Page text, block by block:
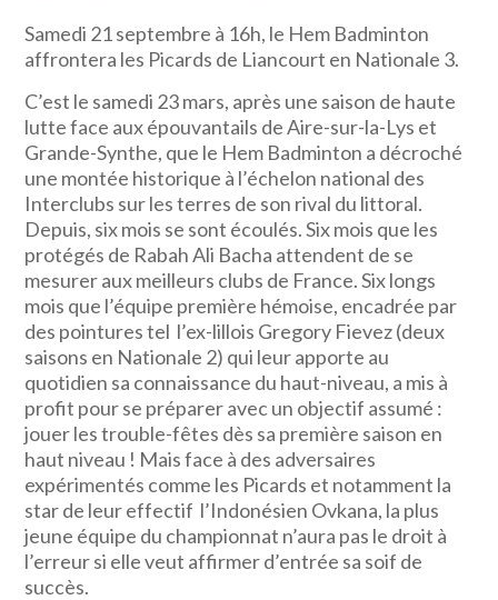
Samedi 21 septembre à 16h, le Hem Badminton
affrontera les Picards de Liancourt en Nationale 3.
C’est le samedi 23 mars, après une saison de haute
lutte face aux épouvantails de Aire-sur-la-Lys et
Grande-Synthe, que le Hem Badminton a décroché
une montée historique à l’échelon national des
Interclubs sur les terres de son rival du littoral.
Depuis, six mois se sont écoulés. Six mois que les
protégés de Rabah Ali Bacha attendent de se
mesurer aux meilleurs clubs de France. Six longs
mois que l’équipe première hémoise, encadrée par
des pointures tel l’ex-lillois Gregory Fievez (deux
saisons en Nationale 2) qui leur apporte au
quotidien sa connaissance du haut-niveau, a mis à
profit pour se préparer avec un objectif assumé :
jouer les trouble-fêtes dès sa première saison en
haut niveau ! Mais face à des adversaires
expérimentés comme les Picards et notamment la
star de leur effectif l’Indonésien Ovkana, la plus
jeune équipe du championnat n’aura pas le droit à
l’erreur si elle veut affirmer d’entrée sa soif de
succès.